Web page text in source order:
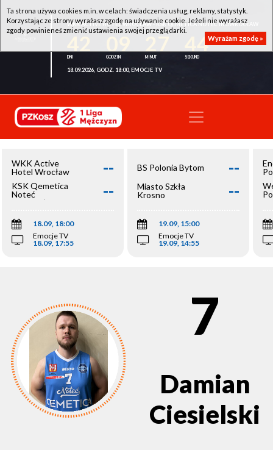
WKK ACTIVE HOTEL WROCŁAW - KSK QEMETICA NOTEĆ INOWROCŁAW
44
18.09.2026, GODZ. 18:00, EMOCJE TV
WKK Active
Hotel Wrocław
--
KSK Qemetica
Noteć
Inowrocław
--
18.09, 18:00
Emocje TV
18.09, 17:55
BS Polonia Bytom --
Miasto Szkła
Krosno
--
19.09, 15:00
Emocje TV
19.09, 14:55
7
Damian
Ciesielski
Ta strona używa cookies m.in. w celach: świadczenia usług, reklamy, statystyk.
Korzystając ze strony wyrażasz zgodę na używanie cookie. Jeżeli nie wyrażasz
zgody powinieneś zmienić ustawienia swojej przeglądarki.
Wyrażam zgodę »